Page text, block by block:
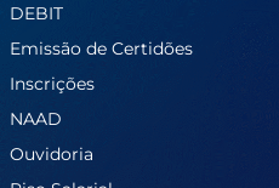
DEBIT
Emissão de Certidões
Inscrições
NAAD
Ouvidoria